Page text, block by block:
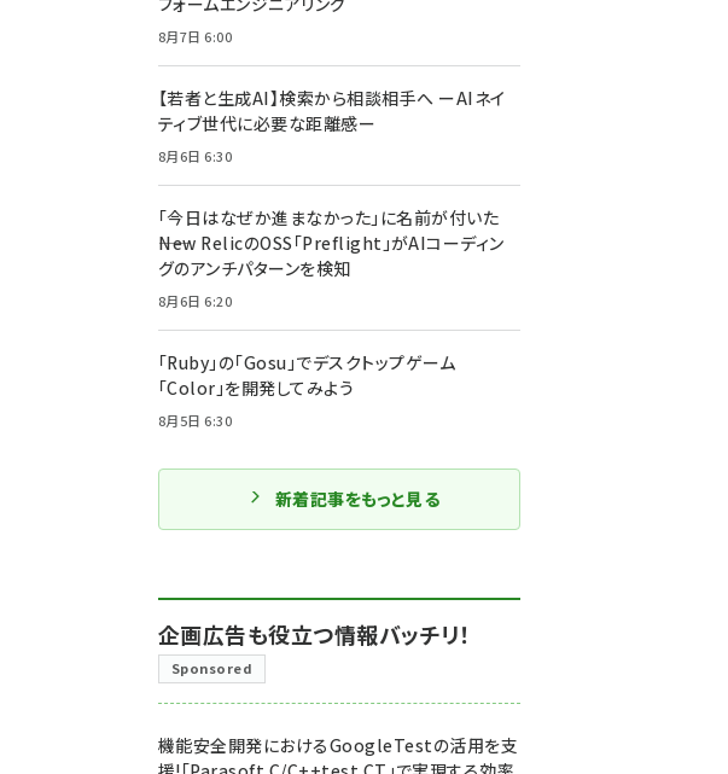
8月7日 6:00
【若者と生成AI】検索から相談相手へ ーAIネイ
ティブ世代に必要な距離感ー
8月6日 6:30
「今日はなぜか進まなかった」に名前が付いた
――New RelicのOSS「Preflight」がAIコーディン
グのアンチパターンを検知
8月6日 6:20
「Ruby」の「Gosu」でデスクトップゲーム
「Color」を開発してみよう
8月5日 6:30
新着記事をもっと見る
企画広告も役立つ情報バッチリ！
Sponsored
機能安全開発におけるGoogleTestの活用を支